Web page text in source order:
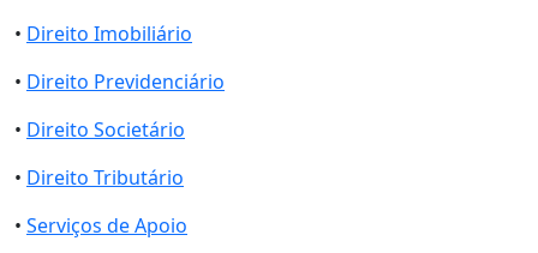
• Direito Imobiliário
• Direito Previdenciário
• Direito Societário
• Direito Tributário
• Serviços de Apoio